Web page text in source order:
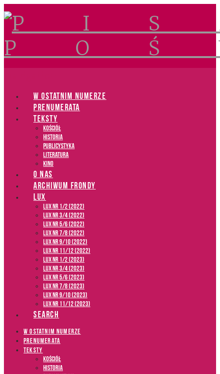
W OSTATNIM NUMERZE
PRENUMERATA
TEKSTY
Kościół
Historia
Publicystyka
Literatura
Kino
O NAS
ARCHIWUM FRONDY
LUX
LUX NR 1/2 (2022)
LUX NR 3/4 (2022)
LUX NR 5/6 (2022)
LUX NR 7/8 (2022)
LUX nr 9/10 (2022)
LUX NR 11/12 (2022)
LUX NR 1/2 (2023)
LUX NR 3/4 (2023)
LUX NR 5/6 (2023)
LUX NR 7/8 (2023)
LUX NR 9/10 (2023)
LUX NR 11/12 (2023)
SEARCH
W OSTATNIM NUMERZE
PRENUMERATA
TEKSTY
Kościół
Historia